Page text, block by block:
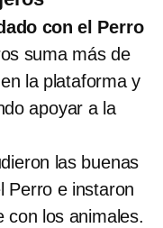
con el Perro
suma más de
la plataforma y
apoyar a la
las buenas
Perro e instaron
con los animales.